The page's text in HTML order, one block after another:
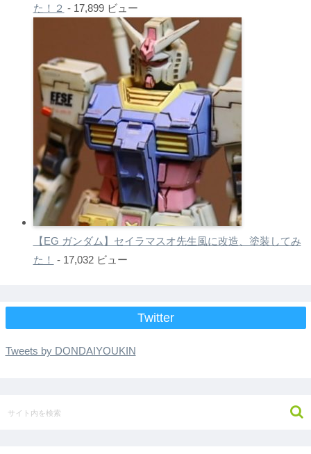
た！２ - 17,899 ビュー
【EG ガンダム】セイラマスオ先生風に改造、塗装してみ
た！ - 17,032 ビュー
Twitter
Tweets by DONDAIYOUKIN